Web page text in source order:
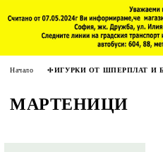
Начало ФИГУРКИ ОТ ШПЕРПЛАТ И
МАРТЕНИЦИ